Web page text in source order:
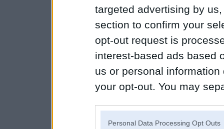
targeted advertising by
section to confirm your
opt-out request is
interest-based ads based
us or personal
your opt-out. You may
Personal Data Processing Opt Outs